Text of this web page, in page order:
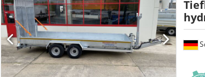
mal Klappstützen, hinten, , Fahrgestell und
lieferbar!, , Aufpreis für Auflagebock für
vorbehalten, Muster- Bilder --, Mehr Daten unter: